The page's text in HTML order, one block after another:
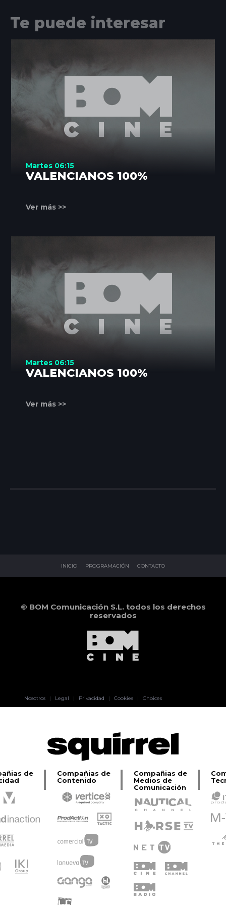
Te puede interesar
Martes 06:15
VALENCIANOS 100%
Ver más >>
Martes 06:15
VALENCIANOS 100%
Ver más >>
INICIO PROGRAMACIÓN CONTACTO
© BOM Comunicación S.L. todos los derechos
reservados
Nosotros | Legal | Privacidad | Cookies | Choices
de
Compañias de
Contenido
Compañias de
Medios de
Comunicación